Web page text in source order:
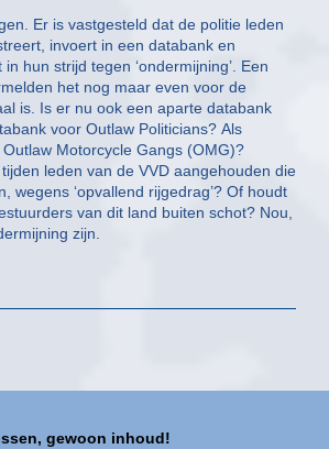
gewoon inhoud!
Er is vastgesteld dat de politie leden
invoert in een databank en
hun strijd tegen ‘ondermijning’. Een
het nog maar even voor de
is. Is er nu ook een aparte databank
voor Outlaw Politicians? Als
Motorcycle Gangs (OMG)?
leden van de VVD aangehouden die
wegens ‘opvallend rijgedrag’? Of houdt
van dit land buiten schot? Nou,
zijn.